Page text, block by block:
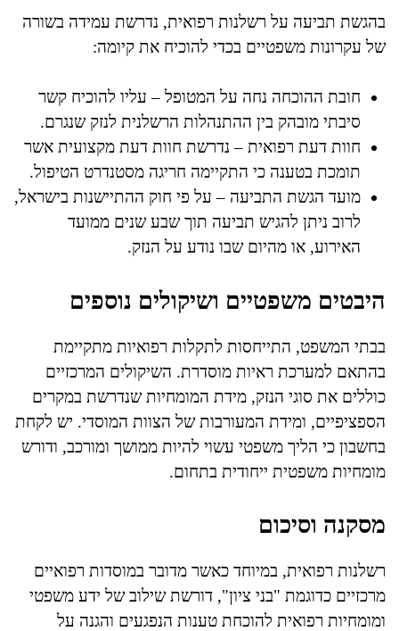
בהגשת תביעה על רשלנות רפואית, נדרשת עמידה בשורה
של עקרונות משפטיים בכדי להוכיח את קיומה:
חובת ההוכחה נחה על המטופל – עליו להוכיח קשר
סיבתי מובהק בין ההתנהלות הרשלנית לנזק שנגרם.
חוות דעת רפואית – נדרשת חוות דעת מקצועית אשר
תומכת בטענה כי התקיימה חריגה מסטנדרט הטיפול.
מועד הגשת התביעה – על פי חוק ההתיישנות בישראל,
לרוב ניתן להגיש תביעה תוך שבע שנים ממועד
האירוע, או מהיום שבו נודע על הנזק.
היבטים משפטיים ושיקולים נוספים
בבתי המשפט, התייחסות לתקלות רפואיות מתקיימת
בהתאם למערכת ראיות מוסדרת. השיקולים המרכזיים
כוללים את סוגי הנזק, מידת המומחיות שנדרשת במקרים
הספציפיים, ומידת המעורבות של הצוות המוסדי. יש לקחת
בחשבון כי הליך משפטי עשוי להיות ממושך ומורכב, ודורש
מומחיות משפטית ייחודית בתחום.
מסקנה וסיכום
רשלנות רפואית, במיוחד כאשר מדובר במוסדות רפואיים
מרכזיים כדוגמת "בני ציון", דורשת שילוב של ידע משפטי
ומומחיות רפואית להוכחת טענות הנפגעים והגנה על